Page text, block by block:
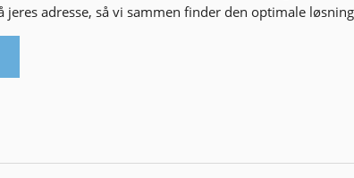
adresse, så vi sammen finder den optimale